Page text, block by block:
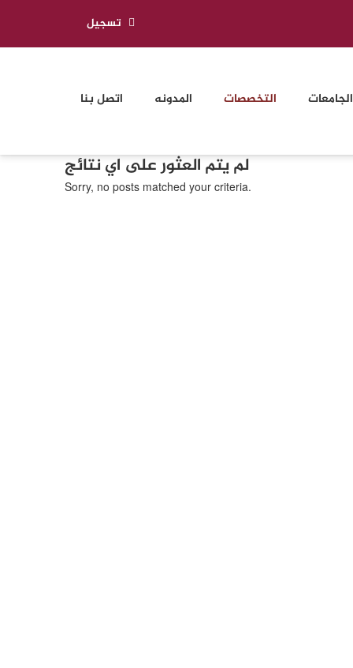
تسجيل
الجامعات التخصصات المدونه اتصل بنا
لم يتم العثور على اي نتائج
Sorry, no posts matched your criteria.